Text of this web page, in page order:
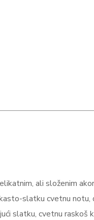
ali složenim
slatku cvetnu notu,
slatku, cvetnu raskoš